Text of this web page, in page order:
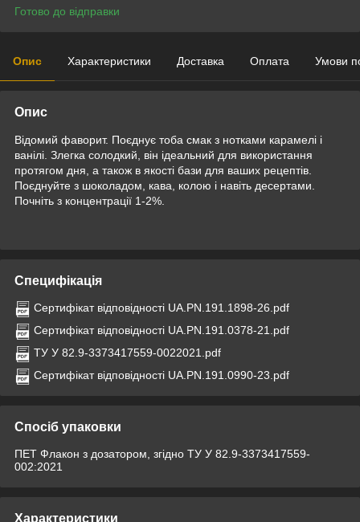
Готово до відправки
Опис Характеристики Доставка Оплата Умови
Опис
Відомий фаворит. Поєднує тоба смак з нотками карамелі і
ванілі. Злегка солодкий, він ідеальний для використання
протягом дня, а також в якості бази для ваших рецептів.
Поєднуйте з шоколадом, кава, колою і навіть десертами.
Почніть з концентрації 1-2%.
Специфікація
Сертифікат відповідності UA.PN.191.1898-26.pdf
Сертифікат відповідності UA.PN.191.0378-21.pdf
ТУ У 82.9-3373417559-0022021.pdf
Сертифікат відповідності UA.PN.191.0990-23.pdf
Спосіб упаковки
ПЕТ Флакон з дозатором, згідно ТУ У 82.9-3373417559-
002:2021
Характеристики